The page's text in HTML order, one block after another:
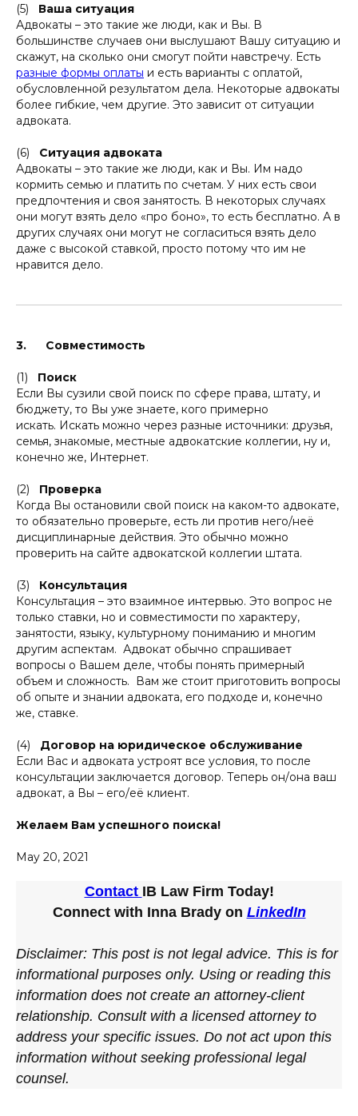
(5) Ваша ситуация
Адвокаты – это такие же люди, как и Вы. В
большинстве случаев они выслушают Вашу ситуацию и
скажут, на сколько они смогут пойти навстречу. Есть
разные формы оплаты и есть варианты с оплатой,
обусловленной результатом дела. Некоторые адвокаты
более гибкие, чем другие. Это зависит от ситуации
адвоката.
(6) Ситуация адвоката
Адвокаты – это такие же люди, как и Вы. Им надо
кормить семью и платить по счетам. У них есть свои
предпочтения и своя занятость. В некоторых случаях
они могут взять дело «про боно», то есть бесплатно. А в
других случаях они могут не согласиться взять дело
даже с высокой ставкой, просто потому что им не
нравится дело.
3. Совместимость
(1) Поиск
Если Вы сузили свой поиск по сфере права, штату, и
бюджету, то Вы уже знаете, кого примерно
искать. Искать можно через разные источники: друзья,
семья, знакомые, местные адвокатские коллегии, ну и,
конечно же, Интернет.
(2) Проверка
Когда Вы остановили свой поиск на каком-то адвокате,
то обязательно проверьте, есть ли против него/неё
дисциплинарные действия. Это обычно можно
проверить на сайте адвокатской коллегии штата.
(3) Консультация
Консультация – это взаимное интервью. Это вопрос не
только ставки, но и совместимости по характеру,
занятости, языку, культурному пониманию и многим
другим аспектам. Адвокат обычно спрашивает
вопросы о Вашем деле, чтобы понять примерный
объем и сложность. Вам же стоит приготовить вопросы
об опыте и знании адвоката, его подходе и, конечно
же, ставке.
(4) Договор на юридическое обслуживание
Если Вас и адвоката устроят все условия, то после
консультации заключается договор. Теперь он/она ваш
адвокат, а Вы – его/её клиент.
Желаем Вам успешного поиска!
May 20, 2021
Contact IB Law Firm Today!
Connect with Inna Brady on LinkedIn
Disclaimer: This post is not legal advice. This is for
informational purposes only. Using or reading this
information does not create an attorney-client
relationship. Consult with a licensed attorney to
address your specific issues. Do not act upon this
information without seeking professional legal
counsel.